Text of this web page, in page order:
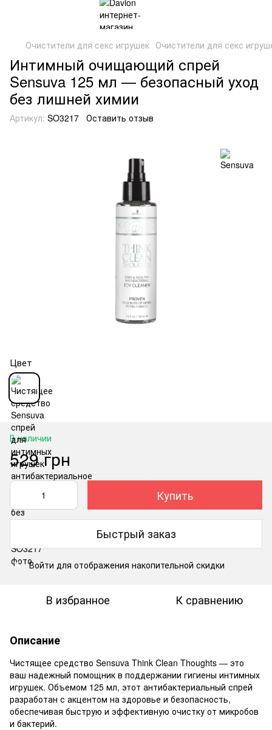
Очистители для секс игрушек Очистители для секс
Интимный очищающий спрей
Sensuva 125 мл — безопасный уход
без лишней химии
Артикул: SO3217 Оставить отзыв
Цвет
В наличии
529 грн
Купить
Быстрый заказ
% Войти для отображения накопительной скидки
В избранное К сравнению
Описание
Чистящее средство Sensuva Think Clean Thoughts — это
ваш надежный помощник в поддержании гигиены интимных
игрушек. Объемом 125 мл, этот антибактериальный спрей
разработан с акцентом на здоровье и безопасность,
обеспечивая быструю и эффективную очистку от микробов
и бактерий.